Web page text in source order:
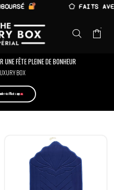
⬠ FAITS AVEC
-
UNE FÊTE PLEINE DE BONHEUR
BOX
via Whatsapp